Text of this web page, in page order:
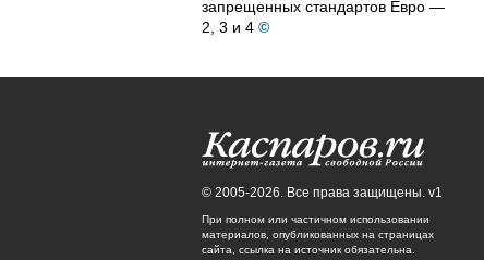
запрещенных стандартов Евро —
2, 3 и 4 ©
© 2005-2026. Все права защищены. v1
При полном или частичном использовании
материалов, опубликованных на страницах
сайта, ссылка на источник обязательна.